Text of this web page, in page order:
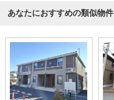
あなたにおすすめの類似物件